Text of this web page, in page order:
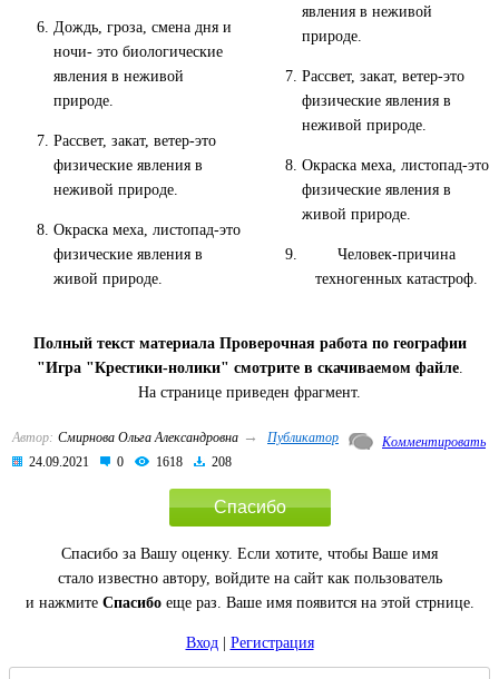
Дождь, гроза, смена дня и
ночи- это биологические
явления в неживой
природе.
Рассвет, закат, ветер-это
физические явления в
неживой природе.
Окраска меха, листопад-это
физические явления в
живой природе.
явления в неживой
природе.
Рассвет, закат, ветер-это
физические явления в
неживой природе.
Окраска меха, листопад-это
физические явления в
живой природе.
Человек-причина
техногенных катастроф.
Полный текст материала Проверочная работа по географии
"Игра "Крестики-нолики" смотрите в скачиваемом файле.
На странице приведен фрагмент.
Автор: Смирнова Ольга Александровна →
Публикатор
24.09.2021
0 1618 208
Комментировать
Спасибо
Спасибо за Вашу оценку. Если хотите, чтобы Ваше имя
стало известно автору, войдите на сайт как пользователь
и нажмите Спасибоеще раз. Ваше имя появится на этой стрнице.
Вход| Регистрация